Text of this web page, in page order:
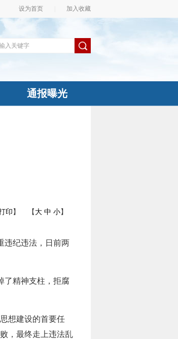
设为首页 加入收藏
通报曝光
【 大 中 小】
印 】
纪违法，日前两
精神支柱，拒腐
想建设的首要任
，最终走上违法乱